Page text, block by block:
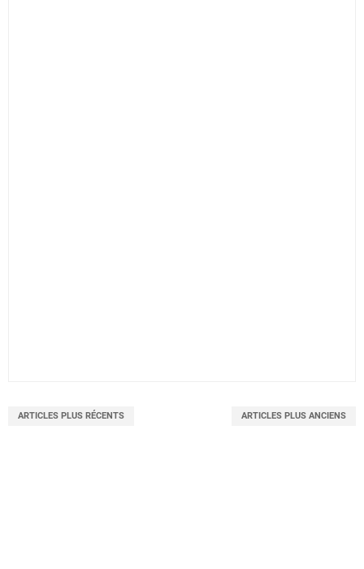
ARTICLES PLUS RÉCENTS ARTICLES PLUS ANCIENS